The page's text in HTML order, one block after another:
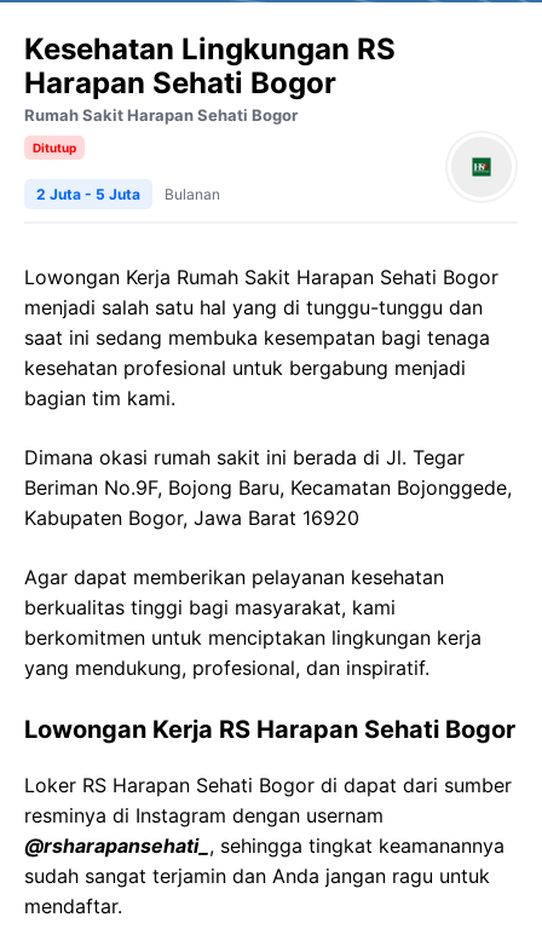
Kesehatan Lingkungan RS
Harapan Sehati Bogor
Rumah Sakit Harapan Sehati Bogor
Ditutup
2 Juta - 5 Juta Bulanan
Lowongan Kerja Rumah Sakit Harapan Sehati Bogor
menjadi salah satu hal yang di tunggu-tunggu dan
saat ini sedang membuka kesempatan bagi tenaga
kesehatan profesional untuk bergabung menjadi
bagian tim kami.
Dimana okasi rumah sakit ini berada di Jl. Tegar
Beriman No.9F, Bojong Baru, Kecamatan Bojonggede,
Kabupaten Bogor, Jawa Barat 16920
Agar dapat memberikan pelayanan kesehatan
berkualitas tinggi bagi masyarakat, kami
berkomitmen untuk menciptakan lingkungan kerja
yang mendukung, profesional, dan inspiratif.
Lowongan Kerja RS Harapan Sehati Bogor
Loker RS Harapan Sehati Bogor di dapat dari sumber
resminya di Instagram dengan usernam
@rsharapansehati_ , sehingga tingkat keamanannya
sudah sangat terjamin dan Anda jangan ragu untuk
mendaftar.